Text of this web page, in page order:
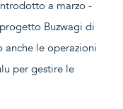
a marzo -
Buzwagi di
anche le operazioni
per gestire le